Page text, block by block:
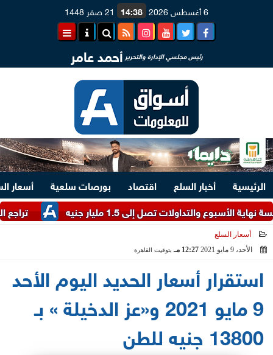
6 أغسطس 2026 14:38 21 صفر 1448
رئيس مجلسي الإدارة والتحرير أحمد عامر
الرئيسية أخبار السلع اقتصاد بورصات سلعية
أسعار
تراجع العملة
تصل إلى 1.5 مليار جنيه
أسعار السلع
الأحد، 9 مايو 2021
12:27 مـ بتوقيت القاهرة
استقرار أسعار الحديد اليوم الأحد
9 مايو 2021 و«عز الدخيلة » بـ
13800 جنيه للطن